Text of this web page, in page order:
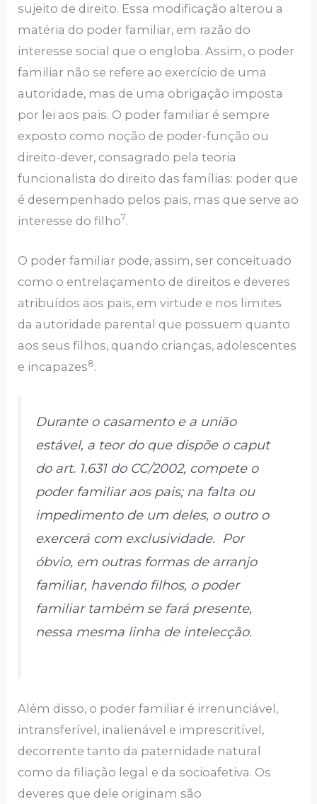
sujeito de direito. Essa modificação alterou a
matéria do poder familiar, em razão do
interesse social que o engloba. Assim, o poder
familiar não se refere ao exercício de uma
autoridade, mas de uma obrigação imposta
por lei aos pais. O poder familiar é sempre
exposto como noção de poder-função ou
direito-dever, consagrado pela teoria
funcionalista do direito das famílias: poder que
é desempenhado pelos pais, mas que serve ao
interesse do filho7.
O poder familiar pode, assim, ser conceituado
como o entrelaçamento de direitos e deveres
atribuídos aos pais, em virtude e nos limites
da autoridade parental que possuem quanto
aos seus filhos, quando crianças, adolescentes
e incapazes8.
Durante o casamento e a união
estável, a teor do que dispõe o caput
do art. 1.631 do CC/2002, compete o
poder familiar aos pais; na falta ou
impedimento de um deles, o outro o
exercerá com exclusividade. Por
óbvio, em outras formas de arranjo
familiar, havendo filhos, o poder
familiar também se fará presente,
nessa mesma linha de intelecção.
Além disso, o poder familiar é irrenunciável,
intransferível, inalienável e imprescritível,
decorrente tanto da paternidade natural
como da filiação legal e da socioafetiva. Os
deveres que dele originam são